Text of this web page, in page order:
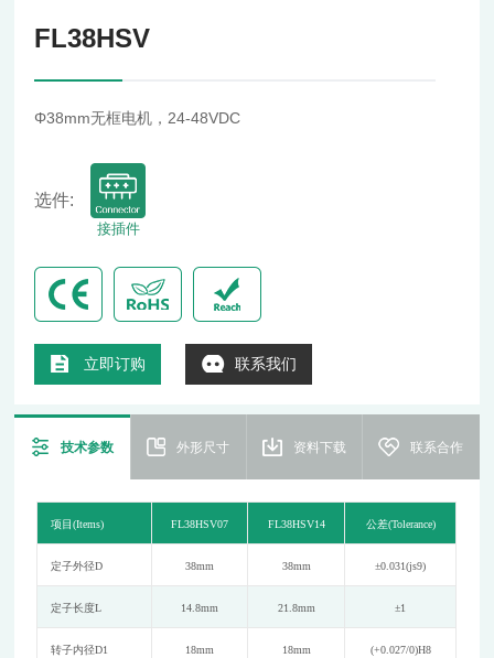
FL38HSV
Φ38mm无框电机，24-48VDC
选件:
接插件
立即订购 联系我们
技术参数 外形尺寸 资料下载 联系合作
项目(Items) FL38HSV07 FL38HSV14 公差(Tolerance)
定子外径D 38mm 38mm ±0.031(js9)
定子长度L 14.8mm 21.8mm ±1
转子内径D1 18mm 18mm (+0.027/0)H8